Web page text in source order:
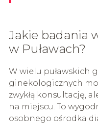
Jakie badania
w Puławach?
W wielu puławskich
ginekologicznych
zwykłą konsultację,
na miejscu. To
osobnego ośrodka